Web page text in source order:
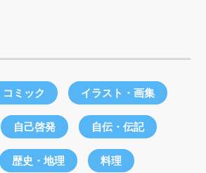
コミック イラスト・画集
自己啓発 自伝・伝記
歴史・地理 料理